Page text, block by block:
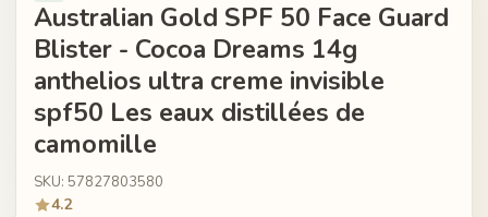
Australian Gold SPF 50 Face Guard
Blister - Cocoa Dreams 14g
anthelios ultra creme invisible
spf50 Les eaux distillées de
camomille
SKU: 57827803580
4.2